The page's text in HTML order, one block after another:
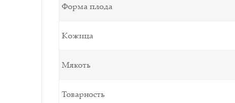
Форма плода
Кожица
Мякоть
Товарность